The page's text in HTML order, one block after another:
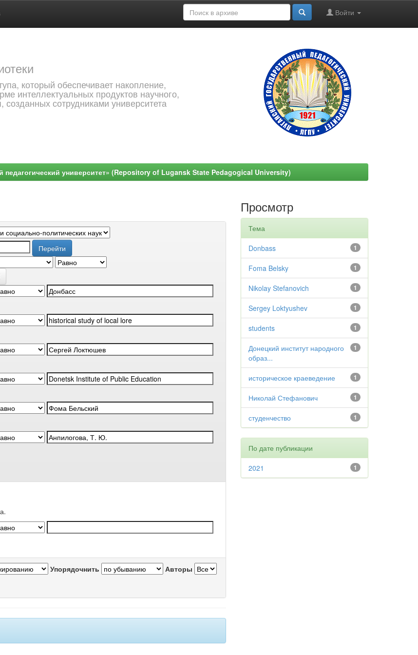
Войти
который обеспечивает накопление,
интеллектуальных продуктов научного,
созданных сотрудниками университета
университет» (Repository of Lugansk State Pedagogical University)
Упорядочнить Авторы
Просмотр
Тема
1
Donbass
1
Foma Belsky
1
Nikolay Stefanovich
1
Sergey Loktyushev
1
students
1
Донецкий институт народного
образ...
1
историческое краеведение
1
Николай Стефанович
1
студенчество
По дате публикации
1
2021